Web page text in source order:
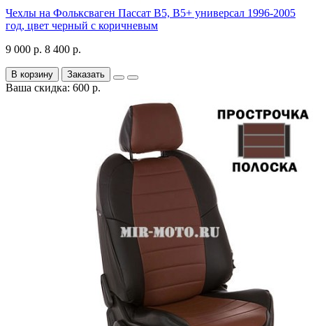
Чехлы на Фольксваген Пассат В5, В5+ универсал 1996-2005
год, цвет черный с коричневым
9 000 р. 8 400 р.
В корзину Заказать
Ваша скидка: 600 р.